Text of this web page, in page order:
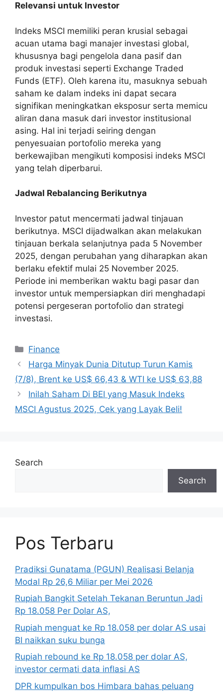
Relevansi untuk Investor
Indeks MSCI memiliki peran krusial sebagai
acuan utama bagi manajer investasi global,
khususnya bagi pengelola dana pasif dan
produk investasi seperti Exchange Traded
Funds (ETF). Oleh karena itu, masuknya sebuah
saham ke dalam indeks ini dapat secara
signifikan meningkatkan eksposur serta memicu
aliran dana masuk dari investor institusional
asing. Hal ini terjadi seiring dengan
penyesuaian portofolio mereka yang
berkewajiban mengikuti komposisi indeks MSCI
yang telah diperbarui.
Jadwal Rebalancing Berikutnya
Investor patut mencermati jadwal tinjauan
berikutnya. MSCI dijadwalkan akan melakukan
tinjauan berkala selanjutnya pada 5 November
2025, dengan perubahan yang diharapkan akan
berlaku efektif mulai 25 November 2025.
Periode ini memberikan waktu bagi pasar dan
investor untuk mempersiapkan diri menghadapi
potensi pergeseran portofolio dan strategi
investasi.
Categories
Finance
Harga Minyak Dunia Ditutup Turun Kamis
(7/8), Brent ke US$ 66,43 & WTI ke US$ 63,88
Inilah Saham Di BEI yang Masuk Indeks
MSCI Agustus 2025, Cek yang Layak Beli!
Search
Search
Pos Terbaru
Pradiksi Gunatama (PGUN) Realisasi Belanja
Modal Rp 26,6 Miliar per Mei 2026
Rupiah Bangkit Setelah Tekanan Beruntun Jadi
Rp 18.058 Per Dolar AS,
Rupiah menguat ke Rp 18.058 per dolar AS usai
BI naikkan suku bunga
Rupiah rebound ke Rp 18.058 per dolar AS,
investor cermati data inflasi AS
DPR kumpulkan bos Himbara bahas peluang